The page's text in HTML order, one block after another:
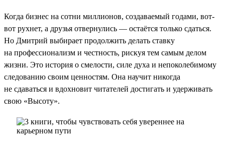
Когда бизнес на сотни миллионов, создаваемый годами, вот-
вот рухнет, а друзья отвернулись — остаётся только сдаться.
Но Дмитрий выбирает продолжить делать ставку
на профессионализм и честность, рискуя тем самым делом
жизни. Это история о смелости, силе духа и непоколебимому
следованию своим ценностям. Она научит никогда
не сдаваться и вдохновит читателей достигать и удерживать
свою «Высоту».